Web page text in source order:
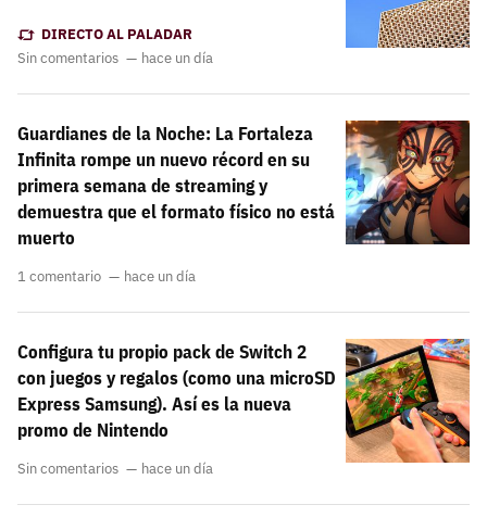
DIRECTO AL PALADAR
Sin comentarios
hace un día
Guardianes de la Noche: La Fortaleza
Infinita rompe un nuevo récord en su
primera semana de streaming y
demuestra que el formato físico no está
muerto
1 comentario hace un día
Configura tu propio pack de Switch 2
con juegos y regalos (como una microSD
Express Samsung). Así es la nueva
promo de Nintendo
Sin comentarios hace un día